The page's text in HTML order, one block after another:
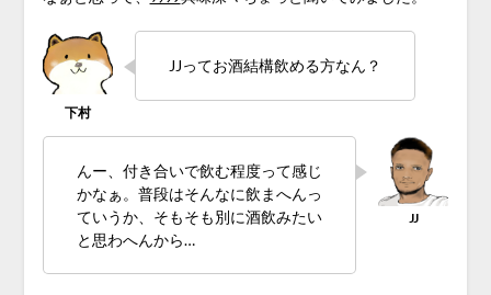
JJってお酒結構飲める方なん？
んー、付き合いで飲む程度って感じ
かなぁ。普段はそんなに飲まへんっ
ていうか、そもそも別に酒飲みたい
と思わへんから…